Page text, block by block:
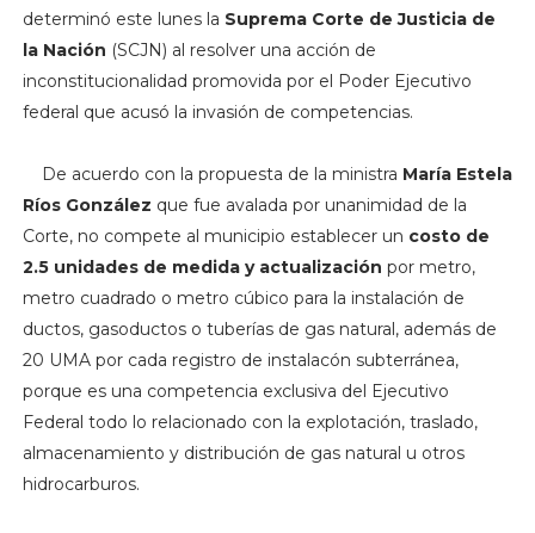
determinó este lunes la Suprema Corte de Justicia de
la Nación (SCJN) al resolver una acción de
inconstitucionalidad promovida por el Poder Ejecutivo
federal que acusó la invasión de competencias.
De acuerdo con la propuesta de la ministra María Estela
Ríos González que fue avalada por unanimidad de la
Corte, no compete al municipio establecer un costo de
2.5 unidades de medida y actualización por metro,
metro cuadrado o metro cúbico para la instalación de
ductos, gasoductos o tuberías de gas natural, además de
20 UMA por cada registro de instalacón subterránea,
porque es una competencia exclusiva del Ejecutivo
Federal todo lo relacionado con la explotación, traslado,
almacenamiento y distribución de gas natural u otros
hidrocarburos.